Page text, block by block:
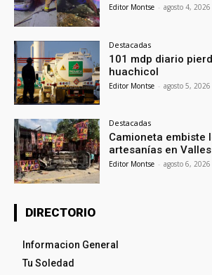
Editor Montse - agosto 4, 2026
Destacadas
101 mdp diario
huachicol
Editor Montse - agosto 5, 2026
Destacadas
Camioneta embiste
artesanías en Valles
Editor Montse - agosto 6, 2026
DIRECTORIO
Informacion General
Tu Soledad